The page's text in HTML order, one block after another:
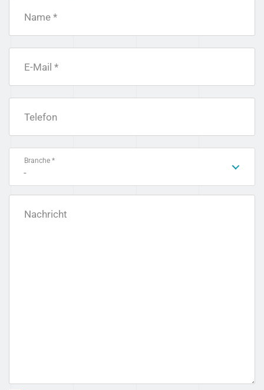
Name *
E-Mail *
Telefon
Branche *
-
Nachricht